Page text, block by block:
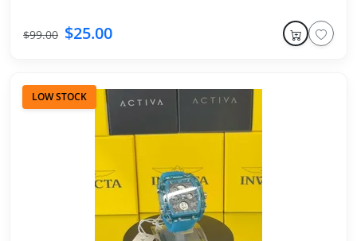
$99.00 $25.00
LOW STOCK